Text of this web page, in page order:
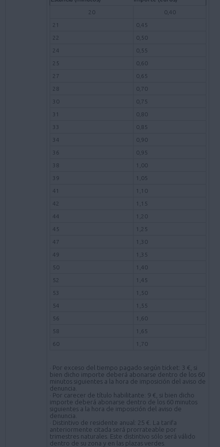
20
0,40
21
0,45
22
0,50
24
0,55
25
0,60
27
0,65
28
0,70
30
0,75
31
0,80
33
0,85
34
0,90
36
0,95
38
1,00
39
1,05
41
1,10
42
1,15
44
1,20
45
1,25
47
1,30
49
1,35
50
1,40
52
1,45
53
1,50
54
1,55
56
1,60
58
1,65
60
1,70
· Por exceso del tiempo pagado según ticket: 3 €, si
bien dicho importe deberá abonarse dentro de los 60
minutos siguientes a la hora de imposición del aviso de
denuncia.
· Por carecer de título habilitante: 9 €, si bien dicho
importe deberá abonarse dentro de los 60 minutos
siguientes a la hora de imposición del aviso de
denuncia.
· Distintivo de residente anual: 25 €. La tarifa
anteriormente citada será prorrateable por
trimestres naturales. Este distintivo sólo será válido
dentro de su zona y en las plazas verdes.